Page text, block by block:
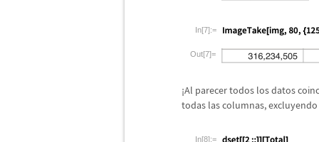
In[7]:=
Out[7]=
¡Al parecer todos los datos
todas las columnas,
In[8]:=